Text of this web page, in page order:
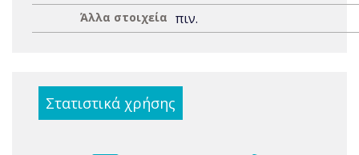
Άλλα στοιχεία πιν.
Στατιστικά χρήσης